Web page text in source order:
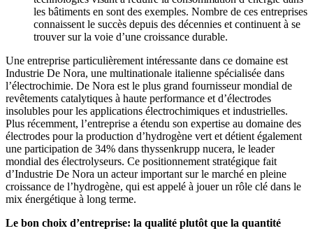
les bâtiments en sont des exemples. Nombre de ces entreprises
connaissent le succès depuis des décennies et continuent à se
trouver sur la voie d’une croissance durable.
Une entreprise particulièrement intéressante dans ce domaine est
Industrie De Nora, une multinationale italienne spécialisée dans
l’électrochimie. De Nora est le plus grand fournisseur mondial de
revêtements catalytiques à haute performance et d’électrodes
insolubles pour les applications électrochimiques et industrielles.
Plus récemment, l’entreprise a étendu son expertise au domaine des
électrodes pour la production d’hydrogène vert et détient également
une participation de 34% dans thyssenkrupp nucera, le leader
mondial des électrolyseurs. Ce positionnement stratégique fait
d’Industrie De Nora un acteur important sur le marché en pleine
croissance de l’hydrogène, qui est appelé à jouer un rôle clé dans le
mix énergétique à long terme.
Le bon choix d’entreprise: la qualité plutôt que la quantité